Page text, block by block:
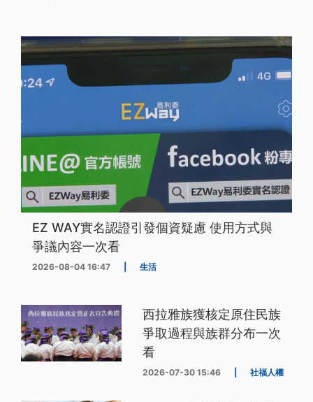
EZ WAY實名認證引發個資疑慮 使用方式與
爭議內容一次看
2026-08-04 16:47 生活
西拉雅族獲核定原住民族
爭取過程與族群分布一次
看
2026-07-30 15:46 社福人權